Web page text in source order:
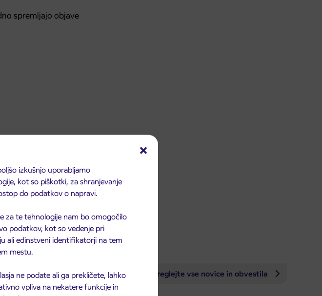
izkušnjo uporabljamo
kot so piškotki, za shranjevanje
do podatkov o napravi.
za te tehnologije nam bo omogočilo
podatkov, kot so vedenje pri
ali edinstveni identifikatorji na tem
mestu.
ne podate ali ga prekličete, lahko
vpliva na nekatere funkcije in
spremljajo objave
Preglejte vse novice in obvestila